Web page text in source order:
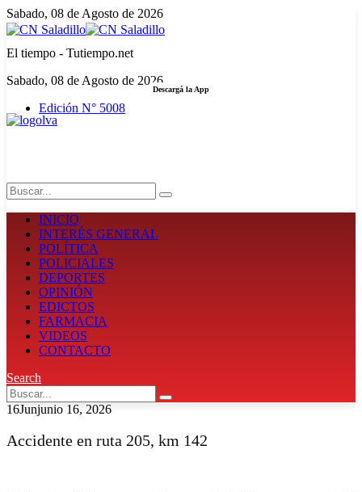
Sabado, 08 de Agosto de 2026
El tiempo - Tutiempo.net
Sabado, 08 de Agosto de 2026
Edición N° 5008
Descargá la App
INICIO
INTERÉS GENERAL
POLÍTICA
POLICIALES
DEPORTES
OPINIÓN
EDICTOS
FARMACIA
VIDEOS
CONTACTO
Search
16Junjunio 16, 2026
Accidente en ruta 205, km 142